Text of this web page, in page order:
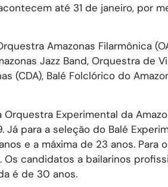
até 31 de janeiro, por
Amazonas Filarmônica
Jazz Band, Orquestra de
(CDA), Balé Folclórico do
Experimental da
Já para a seleção do Balé
e a máxima de 23 anos.
Os candidatos a bailarinos
é de 30 anos.